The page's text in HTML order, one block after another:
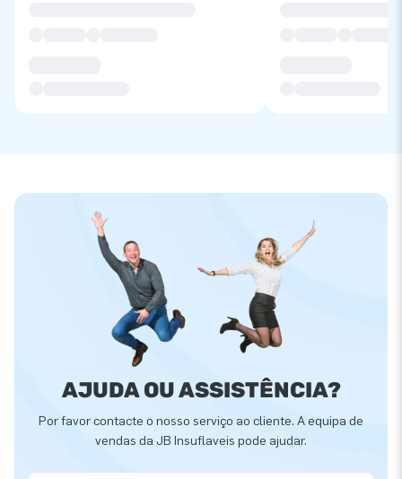
AJUDA OU ASSISTÊNCIA?
Por favor contacte o nosso serviço ao cliente. A equipa de
vendas da JB Insuflaveis pode ajudar.